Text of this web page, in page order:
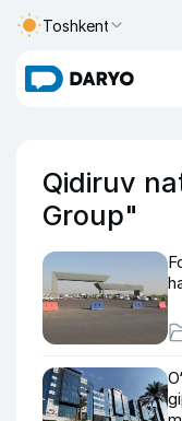
Toshkent
Qidiruv
Group"